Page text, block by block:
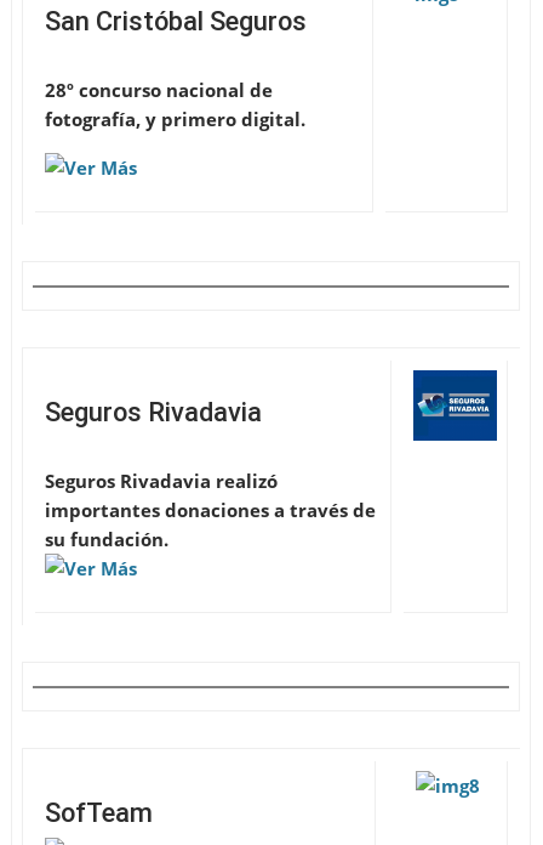
San Cristóbal Seguros
28º concurso nacional de
fotografía, y primero digital.
Seguros Rivadavia
Seguros Rivadavia realizó
importantes donaciones a través de
su fundación.
SofTeam